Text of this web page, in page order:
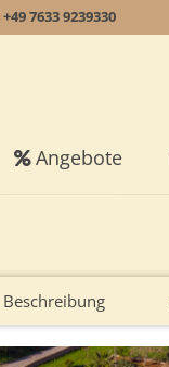
+49 7633 9239330
Angebote
Beschreibung